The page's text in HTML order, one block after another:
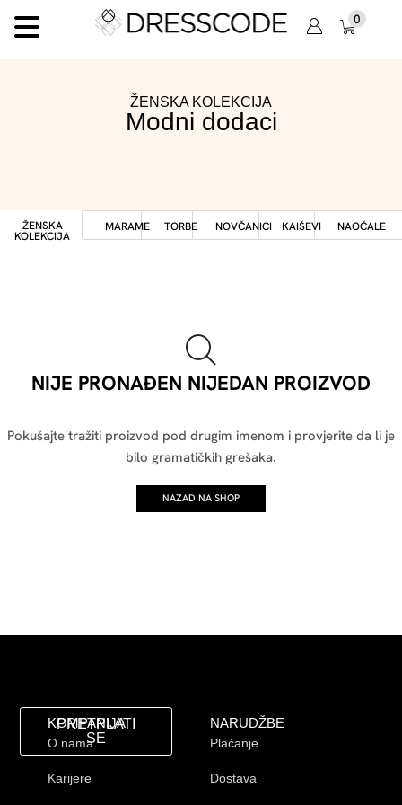
0
ŽENSKA KOLEKCIJA
Modni dodaci
ŽENSKA
KOLEKCIJA
MARAME TORBE NOVČANICI KAIŠEVI NAOČALE
NIJE PRONAĐEN NIJEDAN PROIZVOD
Pokušajte tražiti proizvod pod drugim imenom i provjerite da li je
bilo gramatičkih grešaka.
NAZAD NA SHOP
KOMPANIJA
O nama
Karijere
NARUDŽBE
Plaćanje
Dostava
PRETPLATI
SE